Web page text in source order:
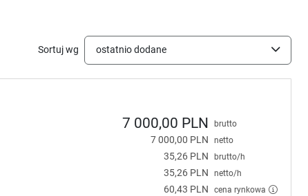
Sortuj wg ostatnio dodane
7 000,00 PLN brutto
7 000,00 PLN netto
35,26 PLN brutto/h
35,26 PLN netto/h
60,43 PLN cena rynkowa